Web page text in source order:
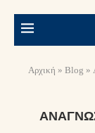
Αρχική » Blog »